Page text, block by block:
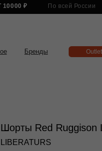
По всей России
Шорты Red Ruggison
LIBERATURS